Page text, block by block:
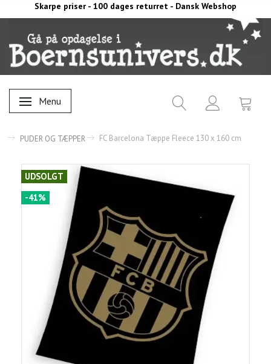
Skarpe priser - 100 dages returret - Dansk Webshop
Skifte navigation
Menu
PUDER OG TÆPPER FC Barcelona Tæppe Fleece 130 x 160 cm
UDSOLGT
-41%